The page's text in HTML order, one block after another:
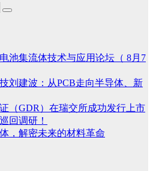
池集流体技术与应用论坛（ 8月7
刘建波：从PCB走向半导体、新
（GDR）在瑞交所成功发行上市
回调研！
，解密未来的材料革命